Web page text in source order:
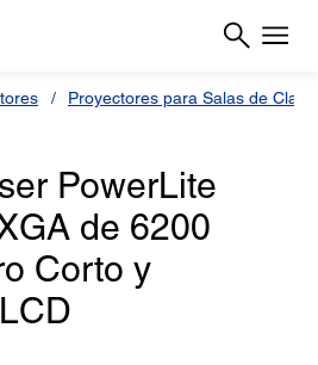
Proyectores para Salas de
PowerLite
de 6200
Corto y